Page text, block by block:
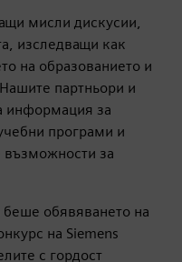
срещата на високо
в офиса ни на
година, като
партньори,
на Siemens за ден на